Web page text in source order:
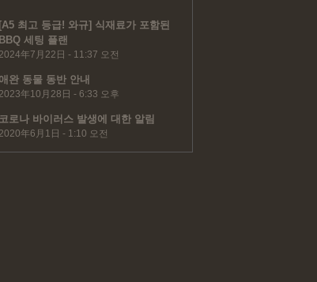
[A5 최고 등급! 와규] 식재료가 포함된
BBQ 세팅 플랜
年7月22日 - 11:37 오전
애완 동물 동반 안내
年10月28日 - 6:33 오후
코로나 바이러스 발생에 대한 알림
年6月1日 - 1:10 오전